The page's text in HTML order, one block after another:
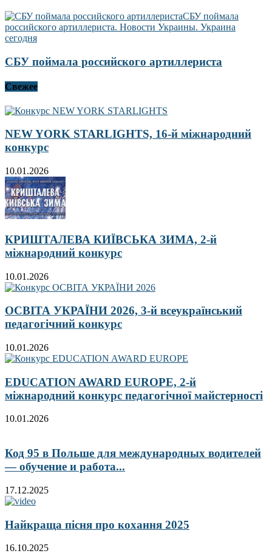
СБУ поймала российского артиллериста
Свежее
NEW YORK STARLIGHTS, 16-й міжнародний
конкурс
10.01.2026
КРИШТАЛЕВА КИЇВСЬКА ЗИМА, 2-й
міжнародний конкурс
10.01.2026
ОСВІТА УКРАЇНИ 2026, 3-й всеукраїнський
педагогічний конкурс
10.01.2026
EDUCATION AWARD EUROPE, 2-й
міжнародний конкурс педагогічної майстерності
10.01.2026
Код 95 в Польше для международных водителей
— обучение и работа...
17.12.2025
Найкраща пісня про кохання 2025
16.10.2025